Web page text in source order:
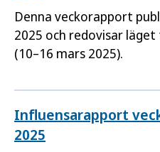
Denna veckorapport
2025 och redovisar
(10–16 mars 2025).
Influensarapport
2025